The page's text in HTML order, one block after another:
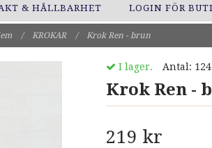
& HÅLLBARHET LOGIN FÖR
/ KROKAR / Krok Ren - brun
I lager. Antal: 124
Krok Ren -
219 kr